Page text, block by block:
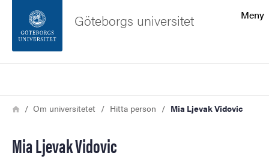
Sidfoten
Meny
Göteborgs universitet
Länkstig
HemOm universitetet Hitta person Mia Ljevak Vidovic
Mia Ljevak Vidovic